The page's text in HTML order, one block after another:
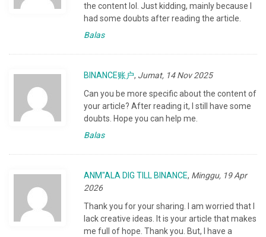
the content lol. Just kidding, mainly because I
had some doubts after reading the article.
Balas
BINANCE账户, Jumat, 14 Nov 2025
Can you be more specific about the content of
your article? After reading it, I still have some
doubts. Hope you can help me.
Balas
ANM"ALA DIG TILL BINANCE, Minggu, 19 Apr
2026
Thank you for your sharing. I am worried that I
lack creative ideas. It is your article that makes
me full of hope. Thank you. But, I have a